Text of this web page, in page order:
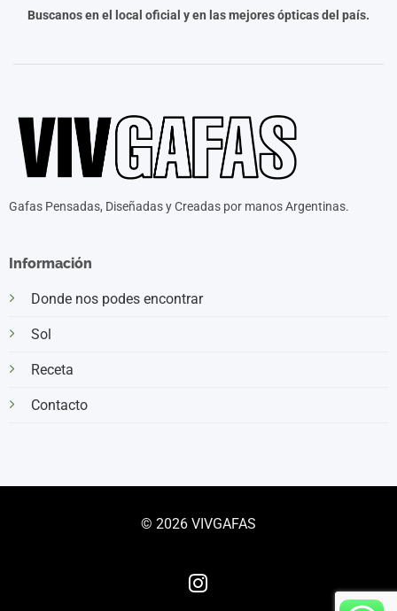
Buscanos en el local oficial y en las mejores ópticas del país.
Gafas Pensadas, Diseñadas y Creadas por manos Argentinas.
Información
Donde nos podes encontrar
Sol
Receta
Contacto
© 2026 VIVGAFAS